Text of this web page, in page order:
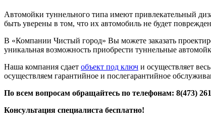
Автомойки туннельного типа имеют привлекательный
быть уверены в том, что их автомобиль не будет
В «Компании Чистый город» Вы можете заказать
уникальная возможность приобрести туннельные
Наша компания сдает объект под ключ и осуществляет
осуществляем гарантийное и послегарантийное
По всем вопросам обращайтесь по телефонам: 8(473)
Консультация специалиста бесплатно!